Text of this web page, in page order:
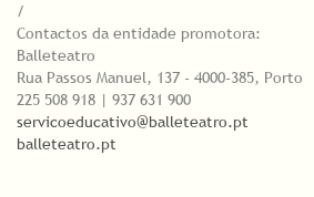
/
Contactos da entidade promotora:
Balleteatro
Rua Passos Manuel, 137 - 4000-385, Porto
225 508 918 | 937 631 900
servicoeducativo@balleteatro.pt
balleteatro.pt